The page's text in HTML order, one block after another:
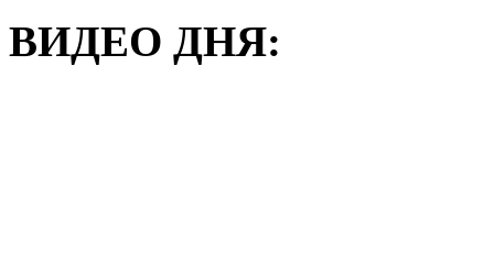
ВИДЕО ДНЯ: